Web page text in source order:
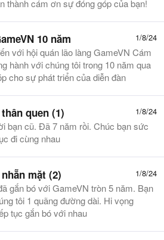
thành cám ơn sự đóng góp của bạn!
1/8/24
10 năm
với hội quán lão làng GameVN Cám
hành với chúng tôi trong 10 năm qua
cho sự phát triển của diễn đàn
1/8/24
quen (1)
bạn cũ. Đã 7 năm rồi. Chúc bạn sức
đi cùng nhau
1/8/24
mặt (2)
gắn bó với GameVN tròn 5 năm. Bạn
tôi 1 quãng đường dài. Hi vọng
tục gắn bó với nhau